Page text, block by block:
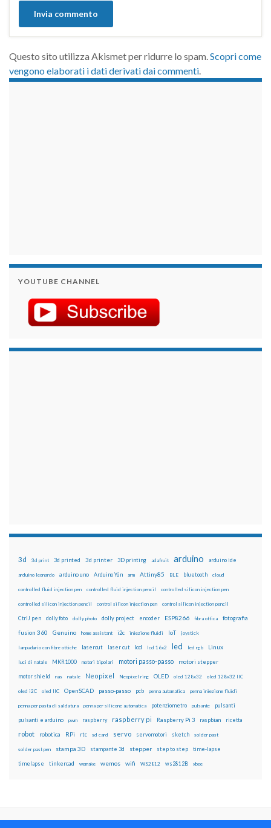
Questo sito utilizza Akismet per ridurre lo spam. Scopri come
vengono elaborati i dati derivati dai commenti
YOUTUBE CHANNEL
3d 3d print 3d printed 3d printer 3D printing adafruit arduino arduino ide
arduino leonardo arduino uno Arduino Yún arm Attiny85 BLE bluetooth cloud
controlled fluid injection pen controlled fluid injection pencil controlled silicon injection pen
controlled silicon injection pencil control silicon injection pen control silicon injection pencil
CtrlJ pen dolly foto dolly photo dolly project encoder ESP8266 fibra ottica fotografia
fusion 360 Genuino home assistant i2c iniezione fluidi IoT joystick
lampadario con fibre ottiche lasercut laser cut lcd lcd 16x2 led led rgb Linux
luci di natale MKR1000 motori bipolari motori passo-passo motori stepper
motor shield nas natale Neopixel Neopixel ring OLED oled 128x32 oled 128x32 IIC
oled i2C oled IIC OpenSCAD passo-passo pcb penna automatica penna iniezione fluidi
penna per pasta di saldatura penna per silicone automatica potenziometro pulsante pulsanti
pulsanti e arduino pwm raspberry raspberry pi Raspberry Pi 3 raspbian ricetta
robot robotica RPi rtc sd card servo servomotori sketch solder past
solder past pen stampa 3D stampante 3d stepper step to step time-lapse
timelapse tinkercad wemake wemos wifi WS2812 ws2812B xbee